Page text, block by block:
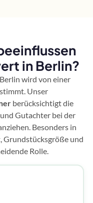
in Berlin?
wird von einer
Unser
berücksichtigt die
Gutachter bei der
Besonders in
Grundstücksgröße und
Rolle.